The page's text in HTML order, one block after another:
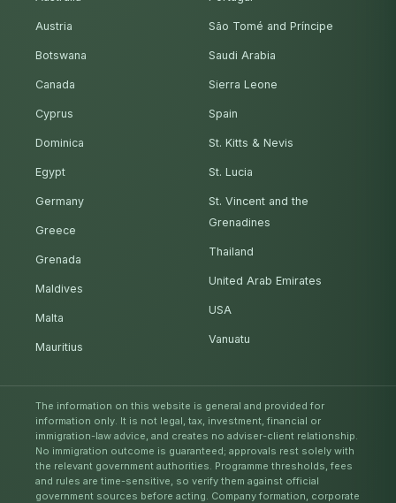
Austria
Botswana
Canada
Cyprus
Dominica
Egypt
Germany
Greece
Grenada
Maldives
Malta
Mauritius
São Tomé and Príncipe
Saudi Arabia
Sierra Leone
Spain
St. Kitts & Nevis
St. Lucia
St. Vincent and the
Grenadines
Thailand
United Arab Emirates
USA
Vanuatu
The information on this website is general and provided for
information only. It is not legal, tax, investment, financial or
immigration-law advice, and creates no adviser-client relationship.
No immigration outcome is guaranteed; approvals rest solely with
the relevant government authorities. Programme thresholds, fees
and rules are time-sensitive, so verify them against official
government sources before acting. Company formation, corporate